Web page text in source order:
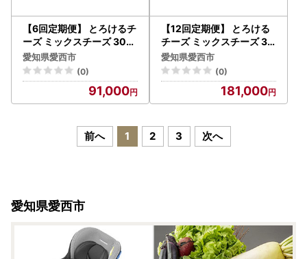
【6回定期便】 とろけるチ
ーズ ミックスチーズ 300
g×5袋[AEAA004]
愛知県愛西市
(0)
91,000
【12回定期便】 とろける
チーズ ミックスチーズ 30
0g×5袋[AEAA005]
愛知県愛西市
(0)
181,000
前へ 1 2 3 次へ
愛知県愛西市